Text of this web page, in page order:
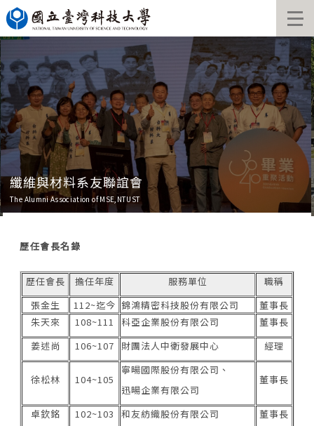
跳
到
主
內
容
區
塊
纖維與材料系友聯誼會
The Alumni Association of MSE,NTUST
歷任會長名錄
歷任會長 擔任年度 服務單位
職稱
張金生
112~迄今 錦鴻精密科技股份有限公司
董事長
朱天來
108~111 科亞企業股份有限公司
董事長
姜述尚
106~107 財團法人中衛發展中心 經理
徐松林 104~105
寧暘國際股份有限公司、
迅暘企業有限公司
董事長
卓欽銘 102~103 和友紡織股份有限公司
董事長